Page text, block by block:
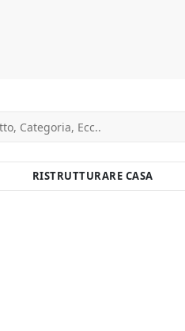
RISTRUTTURARE CASA